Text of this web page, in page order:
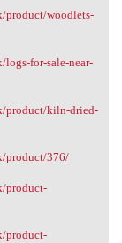
product/woodlets-
for-sale-near-
product/kiln-dried-
product/376/
product-
product-